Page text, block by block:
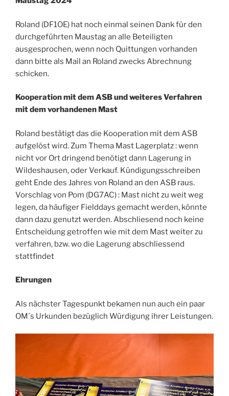
Roland (DF1OE) hat noch einmal seinen Dank für den
durchgeführten Maustag an alle Beteiligten
ausgesprochen, wenn noch Quittungen vorhanden
dann bitte als Mail an Roland zwecks Abrechnung
schicken.
Kooperation mit dem ASB und weiteres Verfahren
mit dem vorhandenen Mast
Roland bestätigt das die Kooperation mit dem ASB
aufgelöst wird. Zum Thema Mast Lagerplatz : wenn
nicht vor Ort dringend benötigt dann Lagerung in
Wildeshausen, oder Verkauf. Kündigungsschreiben
geht Ende des Jahres von Roland an den ASB raus.
Vorschlag von Pom (DG7AC) : Mast nicht zu weit weg
legen, da häufiger Fielddays gemacht werden, könnte
dann dazu genutzt werden. Abschliesend noch keine
Entscheidung getroffen wie mit dem Mast weiter zu
verfahren, bzw. wo die Lagerung abschliessend
stattfindet
Ehrungen
Als nächster Tagespunkt bekamen nun auch ein paar
OM´s Urkunden bezüglich Würdigung ihrer Leistungen.